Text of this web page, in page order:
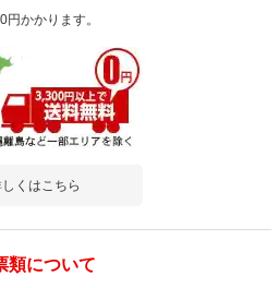
かかります。
くはこちら
類について